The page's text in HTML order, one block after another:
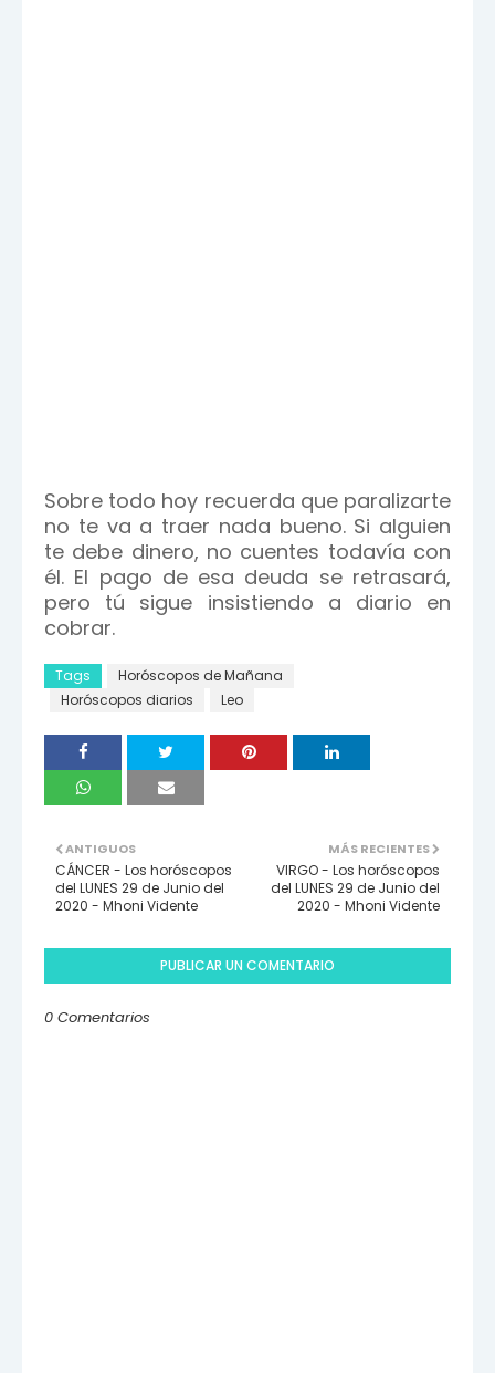
Sobre todo hoy recuerda que paralizarte
no te va a traer nada bueno. Si alguien
te debe dinero, no cuentes todavía con
él. El pago de esa deuda se retrasará,
pero tú sigue insistiendo a diario en
cobrar.
Tags
Horóscopos de Mañana
Horóscopos diarios
Leo
MÁS RECIENTES
VIRGO - Los horóscopos
del LUNES 29 de Junio del
2020 - Mhoni Vidente
ANTIGUOS
CÁNCER - Los horóscopos
del LUNES 29 de Junio del
2020 - Mhoni Vidente
PUBLICAR UN COMENTARIO
0 Comentarios